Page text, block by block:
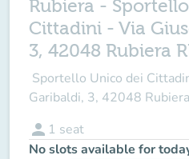
Rubiera -
Cittadini - Via
3, 42048 Rubiera
Sportello Unico dei
Garibaldi, 3, 42048
person 1 seat
No slots available for